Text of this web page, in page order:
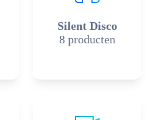
Silent Disco
8 producten